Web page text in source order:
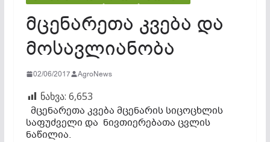
მცენარეთა კვება და
მოსავლიანობა
02/06/2017 AgroNews
ნახვა: 6,653
მცენარეთა კვება მცენარის სიცოცხლის
საფუძველი და ნივთიერებათა ცვლის
ნაწილია.